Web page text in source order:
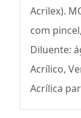
Acrilex).
com
Diluente:
Acrílico,
Acrílica